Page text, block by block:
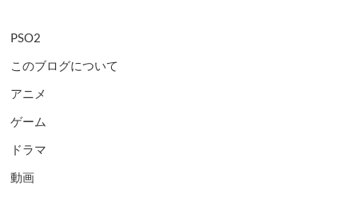
PSO2
このブログについて
アニメ
ゲーム
ドラマ
動画